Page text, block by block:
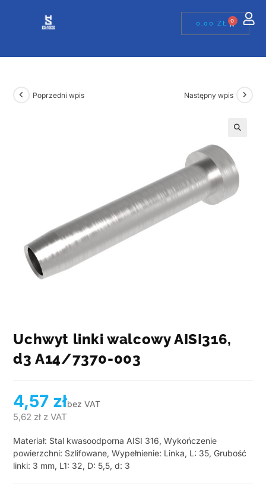
0,00ZŁ 0
Poprzedni wpis Następny wpis
Uchwyt linki walcowy AISI316,
d3 A14/7370-003
4,57 złbez VAT
5,62 zł z VAT
Materiał: Stal kwasoodporna AISI 316, Wykończenie
powierzchni: Szlifowane, Wypełnienie: Linka, L: 35, Grubość
linki: 3 mm, L1: 32, D: 5,5, d: 3